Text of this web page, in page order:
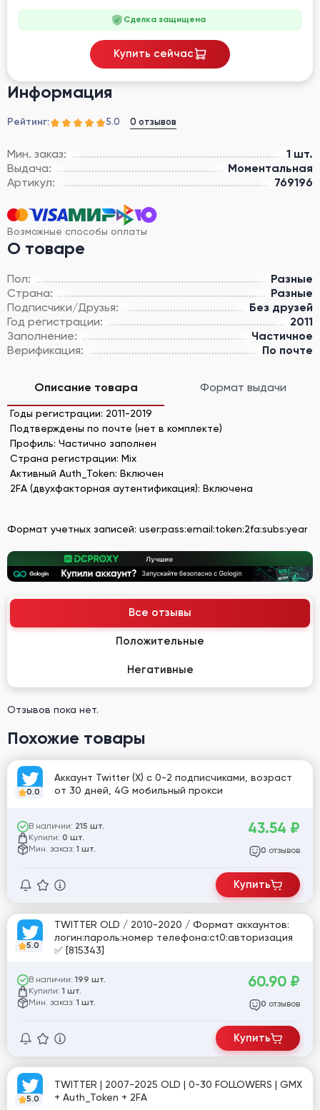
Информация
Рейтинг: 5.0 0 отзывов
Мин. заказ:
1 шт.
Выдача:
Моментальная
Артикул:
769196
Возможные способы оплаты
О товаре
Пол:
Разные
Страна:
Разные
Подписчики/Друзья:
Без друзей
Год регистрации:
2011
Заполнение:
Частичное
Верификация:
По почте
Сделка защищена
Купить сейчас
Описание товара Формат выдачи
Годы ​​регистрации: 2011-2019
Подтверждены по почте (нет в комплекте)
Профиль: Частично заполнен
Страна регистрации: Mix
Активный Auth_Token: Включен
2FA (двухфакторная аутентификация): Включена
Формат учетных записей: user:pass:email:token:2fa:subs:year
Все отзывы
Положительные
Негативные
Отзывов пока нет.
Похожие товары
0.0
Аккаунт Twitter (X) с 0-2 подписчиками, возраст
от 30 дней, 4G мобильный прокси
В наличии: 215 шт.
Купили: 0 шт.
Мин. заказ: 1 шт.
43.54 ₽
0 отзывов
Купить
5.0
TWITTER OLD / 2010-2020 / Формат аккаунтов:
логин:пароль:номер телефона:ct0:авторизация
✅ [815343]
В наличии: 199 шт.
Купили: 1 шт.
Мин. заказ: 1 шт.
60.90 ₽
0 отзывов
Купить
5.0
TWITTER | 2007-2025 OLD | 0-30 FOLLOWERS | GMX
+ Auth_Token + 2FA